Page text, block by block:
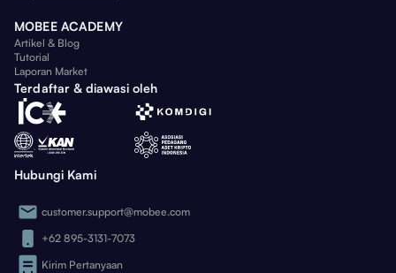
MOBEE ACADEMY
Artikel & Blog
Tutorial
Laporan Market
Terdaftar & diawasi oleh
Hubungi Kami
customer.support@mobee.com
+62 895-3131-7073
Kirim Pertanyaan